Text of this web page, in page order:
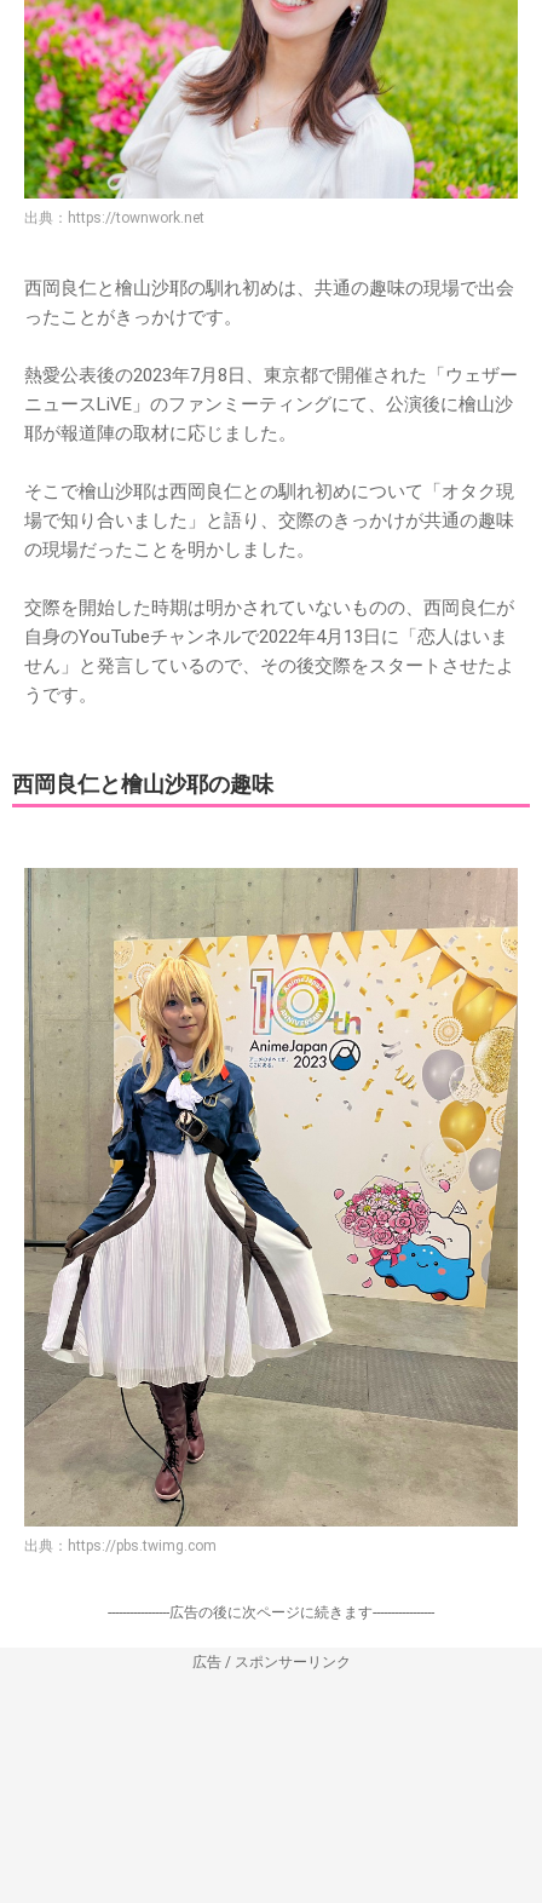
出典： https://townwork.net
西岡良仁と檜山沙耶の馴れ初めは、共通の趣味の現場で出会
ったことがきっかけです。
熱愛公表後の2023年7月8日、東京都で開催された「ウェザー
ニュースLiVE」のファンミーティングにて、公演後に檜山沙
耶が報道陣の取材に応じました。
そこで檜山沙耶は西岡良仁との馴れ初めについて「オタク現
場で知り合いました」と語り、交際のきっかけが共通の趣味
の現場だったことを明かしました。
交際を開始した時期は明かされていないものの、西岡良仁が
自身のYouTubeチャンネルで2022年4月13日に「恋人はいま
せん」と発言しているので、その後交際をスタートさせたよ
うです。
西岡良仁と檜山沙耶の趣味
出典： https://pbs.twimg.com
-----------------広告の後に次ページに続きます-----------------
広告 / スポンサーリンク